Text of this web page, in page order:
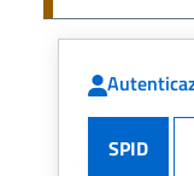
SPID